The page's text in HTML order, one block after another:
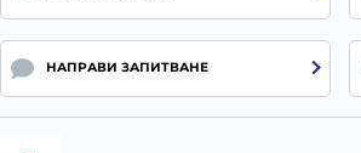
НАПРАВИ ЗАПИТВАНЕ